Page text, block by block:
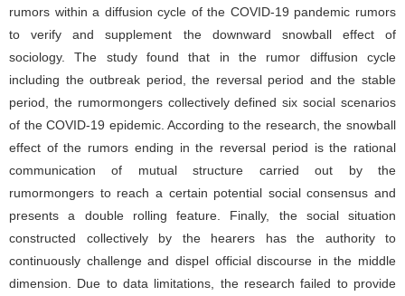
rumors within a diffusion cycle of the COVID-19 pandemic rumors
to verify and supplement the downward snowball effect of
sociology. The study found that in the rumor diffusion cycle
including the outbreak period, the reversal period and the stable
period, the rumormongers collectively defined six social scenarios
of the COVID-19 epidemic. According to the research, the snowball
effect of the rumors ending in the reversal period is the rational
communication of mutual structure carried out by the
rumormongers to reach a certain potential social consensus and
presents a double rolling feature. Finally, the social situation
constructed collectively by the hearers has the authority to
continuously challenge and dispel official discourse in the middle
dimension. Due to data limitations, the research failed to provide